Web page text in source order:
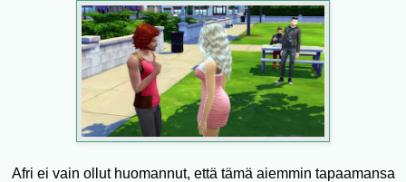
Afri ei vain ollut huomannut, että tämä aiemmin tapaamansa